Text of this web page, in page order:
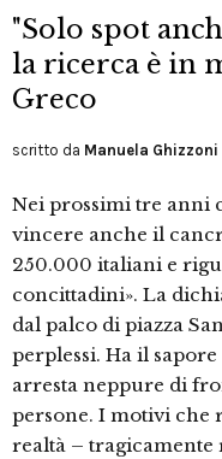
"Solo spot
la ricerca è in
Greco
scritto da Manuela Ghizzoni
Nei prossimi tre anni
vincere anche il
250.000 italiani e
concittadini». La
dal palco di piazza
perplessi. Ha il
arresta neppure di
persone. I motivi che
realtà – tragicamente